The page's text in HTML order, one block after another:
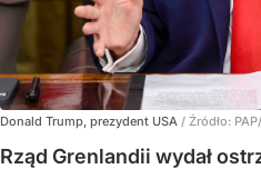
Donald Trump, prezydent USA / Źródło:
Rząd Grenlandii wydał